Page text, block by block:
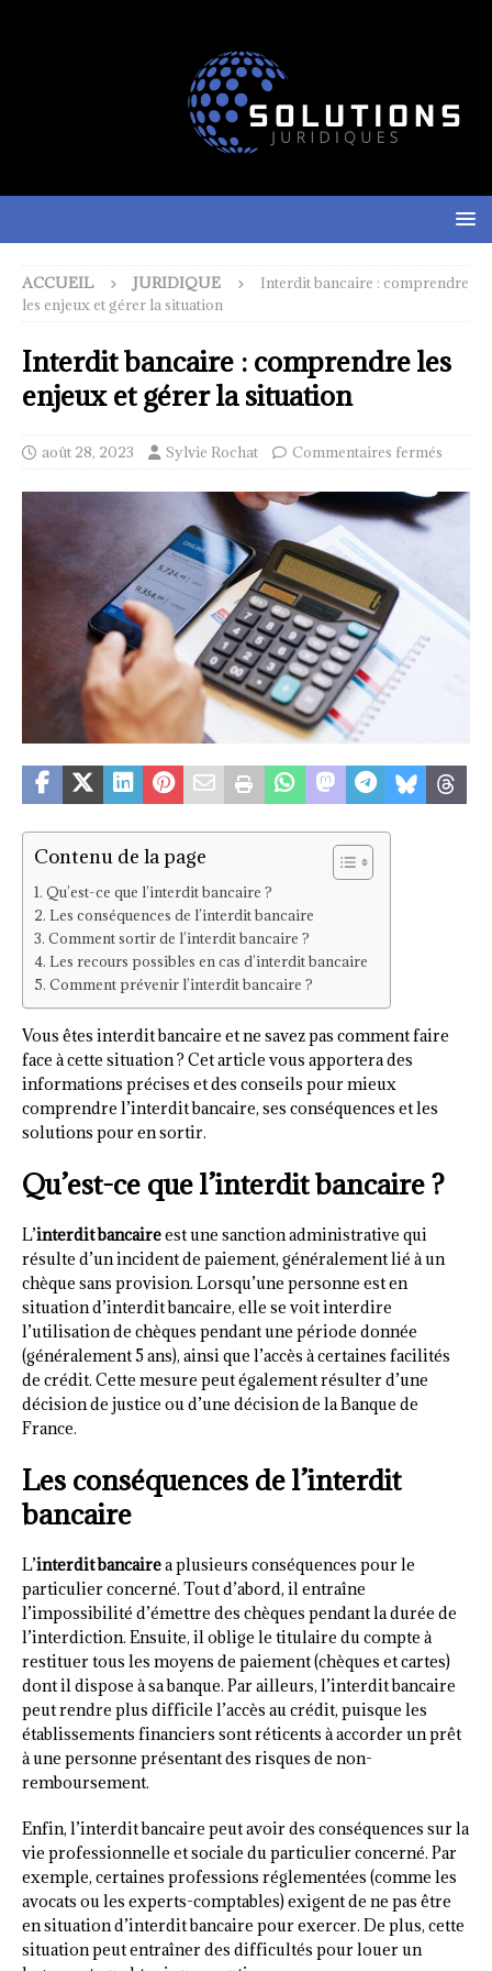
ACCUEIL JURIDIQUE
Interdit bancaire : comprendre
les enjeux et gérer la situation
Interdit bancaire : comprendre les
enjeux et gérer la situation
août 28, 2023 Sylvie Rochat Commentaires fermés
Contenu de la page
Qu’est-ce que l’interdit bancaire ?
Les conséquences de l’interdit bancaire
Comment sortir de l’interdit bancaire ?
Les recours possibles en cas d’interdit bancaire
Comment prévenir l’interdit bancaire ?
Vous êtes interdit bancaire et ne savez pas comment faire
face à cette situation ? Cet article vous apportera des
informations précises et des conseils pour mieux
comprendre l’interdit bancaire, ses conséquences et les
solutions pour en sortir.
Qu’est-ce que l’interdit bancaire ?
L’interdit bancaireest une sanction administrative qui
résulte d’un incident de paiement, généralement lié à un
chèque sans provision. Lorsqu’une personne est en
situation d’interdit bancaire, elle se voit interdire
l’utilisation de chèques pendant une période donnée
(généralement 5 ans), ainsi que l’accès à certaines facilités
de crédit. Cette mesure peut également résulter d’une
décision de justice ou d’une décision de la Banque de
France.
Les conséquences de l’interdit
bancaire
L’interdit bancairea plusieurs conséquences pour le
particulier concerné. Tout d’abord, il entraîne
l’impossibilité d’émettre des chèques pendant la durée de
l’interdiction. Ensuite, il oblige le titulaire du compte à
restituer tous les moyens de paiement (chèques et cartes)
dont il dispose à sa banque. Par ailleurs, l’interdit bancaire
peut rendre plus difficile l’accès au crédit, puisque les
établissements financiers sont réticents à accorder un prêt
à une personne présentant des risques de non-
remboursement.
Enfin, l’interdit bancaire peut avoir des conséquences sur la
vie professionnelle et sociale du particulier concerné. Par
exemple, certaines professions réglementées (comme les
avocats ou les experts-comptables) exigent de ne pas être
en situation d’interdit bancaire pour exercer. De plus, cette
situation peut entraîner des difficultés pour louer un